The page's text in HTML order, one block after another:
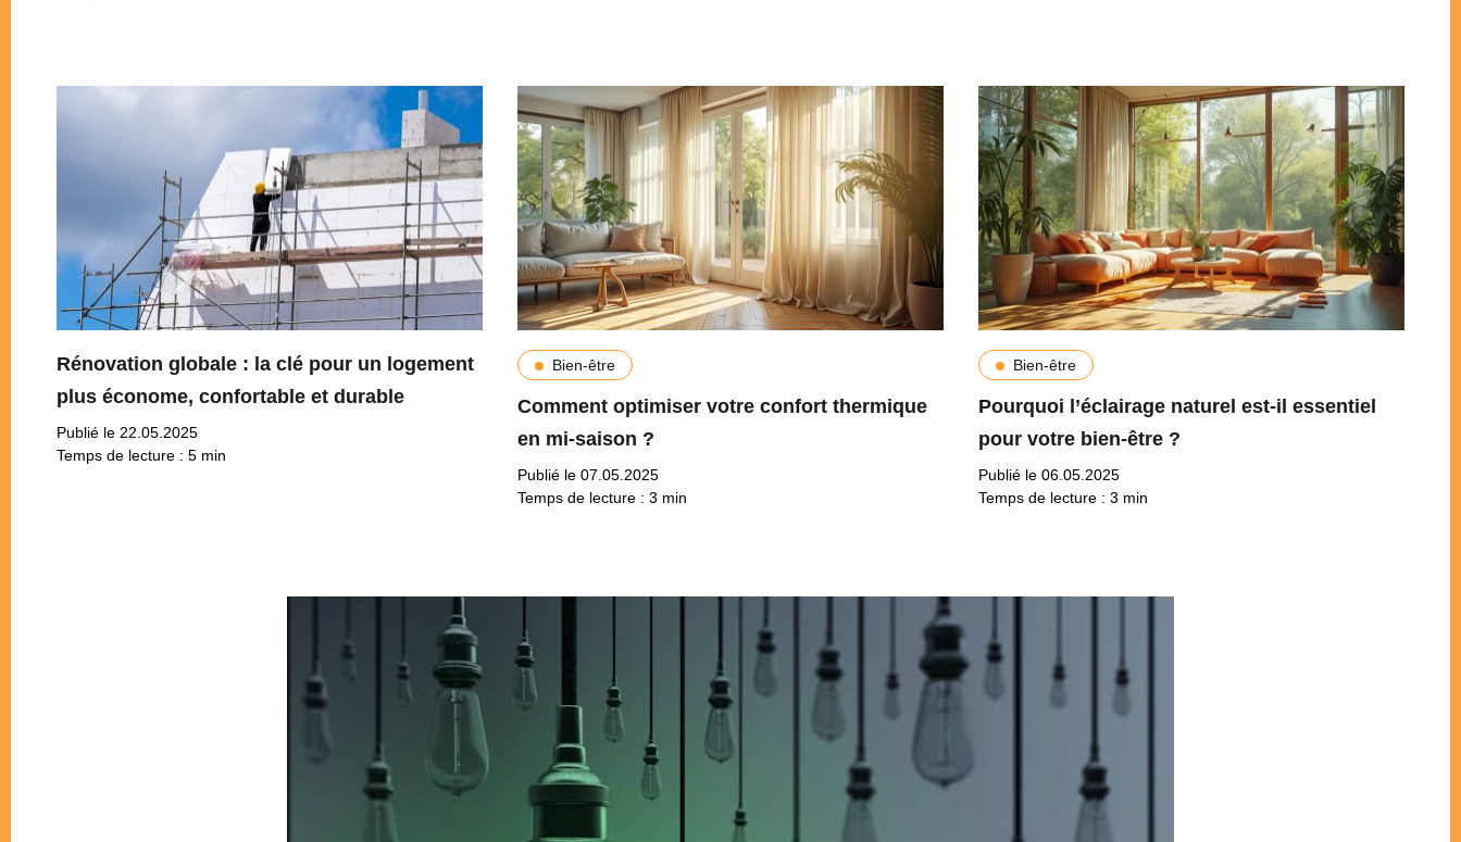
Rénovation globale : la clé pour un logement
plus économe, confortable et durable
Publié le 22.05.2025
Temps de lecture : 5 min
Bien-être
Comment optimiser votre confort thermique
en mi-saison ?
Publié le 07.05.2025
Temps de lecture : 3 min
Bien-être
Pourquoi l’éclairage naturel est-il essentiel
pour votre bien-être ?
Publié le 06.05.2025
Temps de lecture : 3 min